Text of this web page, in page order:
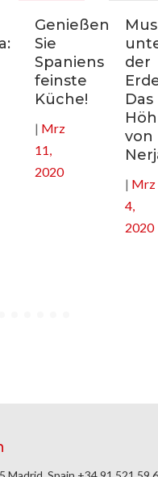
Genießen
Sie
Spaniens
feinste
Küche!
| Mrz
11,
2020
der
Das
von
| Mrz
4,
2020